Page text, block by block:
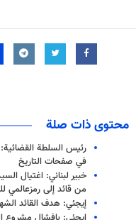
محتوى ذات صلة
رئيس السلطة
في صفحات التاريخ
خبير لبناني: اغتیال
من قائد إلى رمزعالمي
إيجئي: هدف القائد